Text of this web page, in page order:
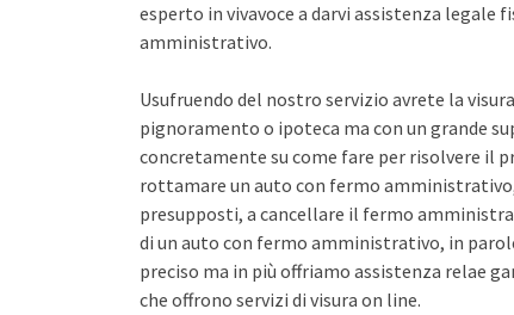
esperto in vivavoce a darvi assistenza
amministrativo.
Usufruendo del nostro servizio avrete la
pignoramento o ipoteca ma con un grande
concretamente su come fare per risolvere il
rottamare un auto con fermo
presupposti, a cancellare il fermo
di un auto con fermo amministrativo, in
preciso ma in più offriamo assistenza relae
che offrono servizi di visura on line.